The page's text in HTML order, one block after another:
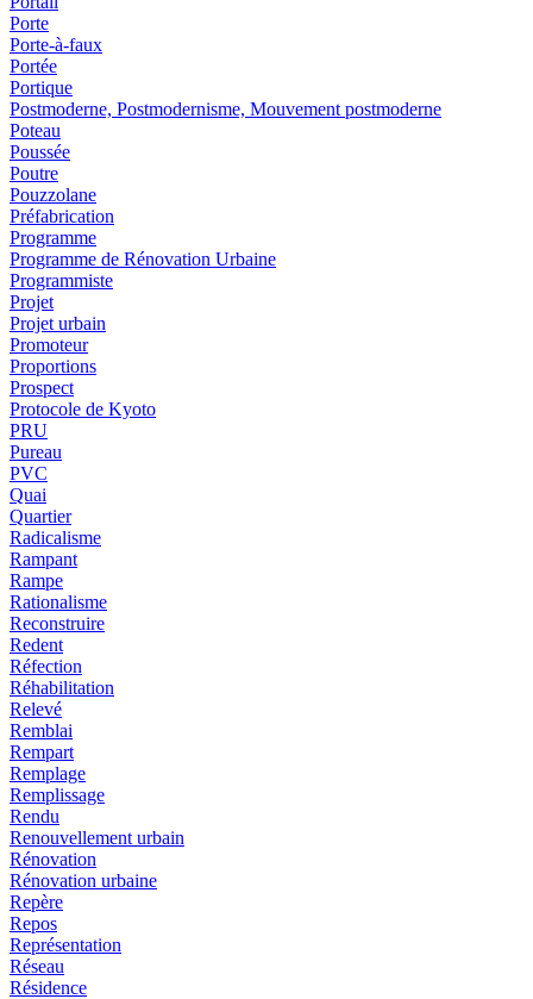
Porte
Porte-à-faux
Portée
Portique
Postmoderne, Postmodernisme, Mouvement postmoderne
Poteau
Poussée
Poutre
Pouzzolane
Préfabrication
Programme
Programme de Rénovation Urbaine
Programmiste
Projet
Projet urbain
Promoteur
Proportions
Prospect
Protocole de Kyoto
PRU
Pureau
PVC
Quai
Quartier
Radicalisme
Rampant
Rampe
Rationalisme
Reconstruire
Redent
Réfection
Réhabilitation
Relevé
Remblai
Rempart
Remplage
Remplissage
Rendu
Renouvellement urbain
Rénovation
Rénovation urbaine
Repère
Repos
Représentation
Réseau
Résidence